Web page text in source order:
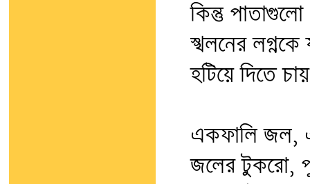
কিন্তু পাতাগুলো
স্খলনের লগ্নকে
হটিয়ে দিতে
একফালি জল,
জলের টুকরো,